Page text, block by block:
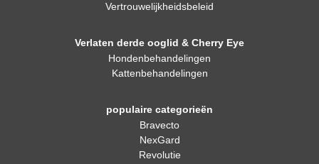
Vertrouwelijkheidsbeleid
Verlaten derde ooglid & Cherry Eye
Hondenbehandelingen
Kattenbehandelingen
populaire categorieën
Bravecto
NexGard
Revolutie